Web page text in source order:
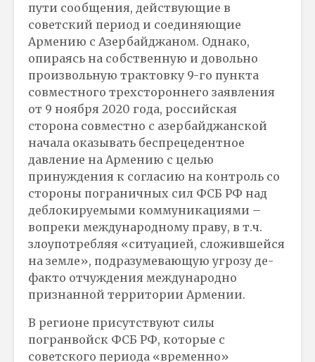
пути сообщения, действующие в
советский период и соединяющие
Армению с Азербайджаном. Однако,
опираясь на собственную и довольно
произвольную трактовку 9-го пункта
совместного трехстороннего заявления
от 9 ноября 2020 года, российская
сторона совместно с азербайджанской
начала оказывать беспрецедентное
давление на Армению с целью
принуждения к согласию на контроль со
стороны пограничных сил ФСБ РФ над
деблокируемыми коммуникациями –
вопреки международному праву, в т.ч.
злоупотребляя «ситуацией, сложившейся
на земле», подразумевающую угрозу де-
факто отчуждения международно
признанной территории Армении.
В регионе присутствуют силы
погранвойск ФСБ РФ, которые с
советского периода «временно»